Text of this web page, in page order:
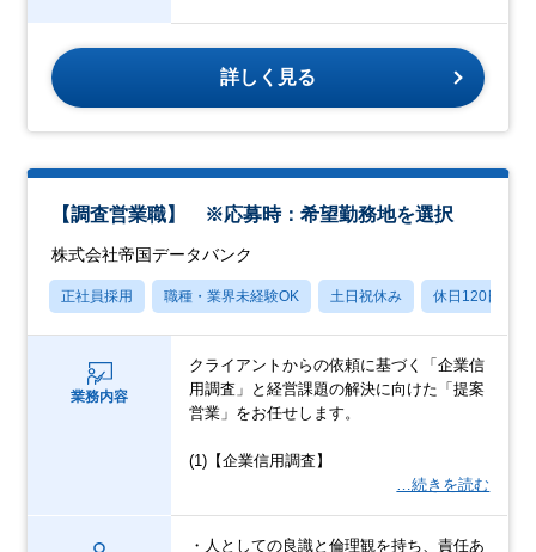
詳しく見る
【調査営業職】 ※応募時：希望勤務地を選択
株式会社帝国データバンク
正社員採用 職種・業界未経験OK 土日祝休み 休日120日以上
業務内容
クライアントからの依頼に基づく「企業信
用調査」と経営課題の解決に向けた「提案
営業」をお任せします。
(1)【企業信用調査】
…続きを読む
・人としての良識と倫理観を持ち、責任あ